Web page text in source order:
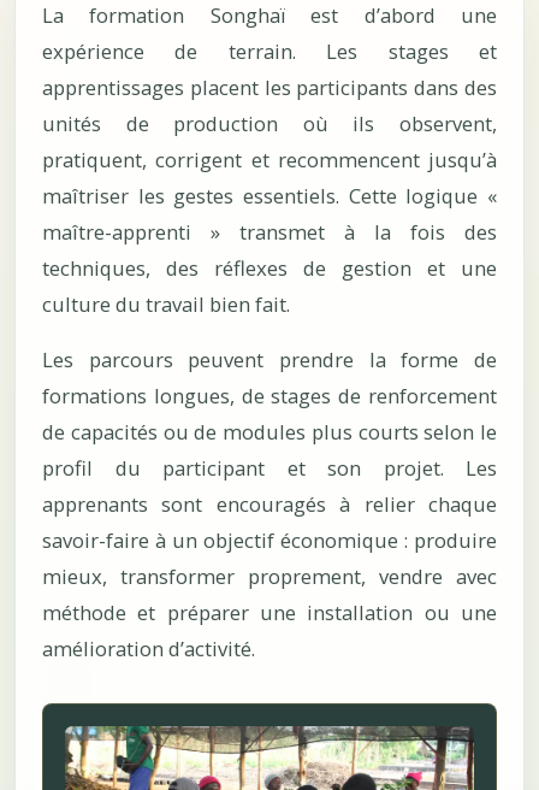
La formation Songhaï est d’abord une
expérience de terrain. Les stages et
apprentissages placent les participants dans des
unités de production où ils observent,
pratiquent, corrigent et recommencent jusqu’à
maîtriser les gestes essentiels. Cette logique «
maître-apprenti » transmet à la fois des
techniques, des réflexes de gestion et une
culture du travail bien fait.
Les parcours peuvent prendre la forme de
formations longues, de stages de renforcement
de capacités ou de modules plus courts selon le
profil du participant et son projet. Les
apprenants sont encouragés à relier chaque
savoir-faire à un objectif économique : produire
mieux, transformer proprement, vendre avec
méthode et préparer une installation ou une
amélioration d’activité.